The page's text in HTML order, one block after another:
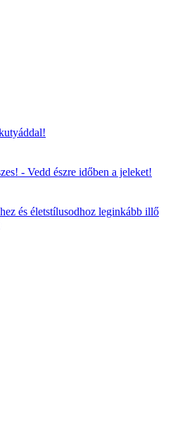
- Vedd észre időben a jeleket!
és életstílusodhoz leginkább illő